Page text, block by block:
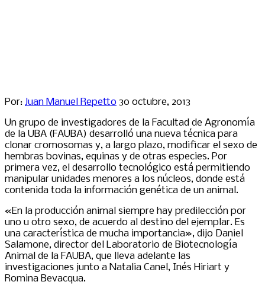
Por: Juan Manuel Repetto 30 octubre, 2013
Un grupo de investigadores de la Facultad de Agronomía
de la UBA (FAUBA) desarrolló una nueva técnica para
clonar cromosomas y, a largo plazo, modificar el sexo de
hembras bovinas, equinas y de otras especies. Por
primera vez, el desarrollo tecnológico está permitiendo
manipular unidades menores a los núcleos, donde está
contenida toda la información genética de un animal.
«En la producción animal siempre hay predilección por
uno u otro sexo, de acuerdo al destino del ejemplar. Es
una característica de mucha importancia», dijo Daniel
Salamone, director del Laboratorio de Biotecnología
Animal de la FAUBA, que lleva adelante las
investigaciones junto a Natalia Canel, Inés Hiriart y
Romina Bevacqua.